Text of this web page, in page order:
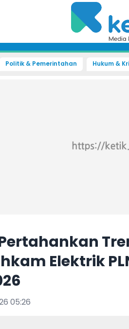
Politik & Pemerintahan Hukum &
Elektrik
05:26